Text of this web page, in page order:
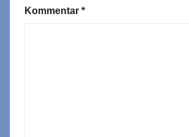
Kommentar *